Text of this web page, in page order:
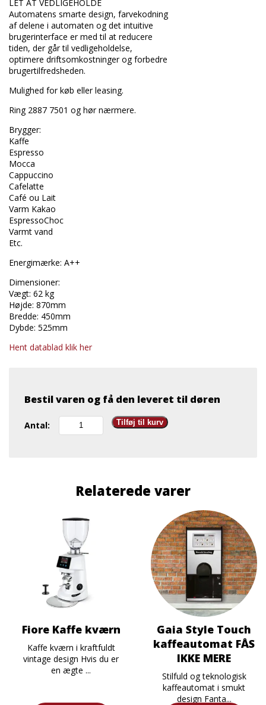
LET AT VEDLIGEHOLDE
Automatens smarte design, farvekodning
af delene i automaten og det intuitive
brugerinterface er med til at reducere
tiden, der går til vedligeholdelse,
optimere driftsomkostninger og forbedre
brugertilfredsheden.
Mulighed for køb eller leasing.
Ring 2887 7501 og hør nærmere.
Brygger:
Kaffe
Espresso
Mocca
Cappuccino
Cafelatte
Café ou Lait
Varm Kakao
EspressoChoc
Varmt vand
Etc.
Energimærke: A++
Dimensioner:
Vægt: 62 kg
Højde: 870mm
Bredde: 450mm
Dybde: 525mm
Hent datablad klik her
Bestil varen og få den leveret til døren
Antal:
Wittenborg
W100
Tilføj til kurv
Relaterede varer
Fiore Kaffe kværn
Kaffe kværn i kraftfuldt
vintage design Hvis du er
en ægte ...
Gaia Style Touch
kaffeautomat FÅS
IKKE MERE
Stilfuld og teknologisk
kaffeautomat i smukt
design Fanta...